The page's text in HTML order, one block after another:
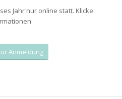
Jahr nur online statt. Klicke
Anmeldung